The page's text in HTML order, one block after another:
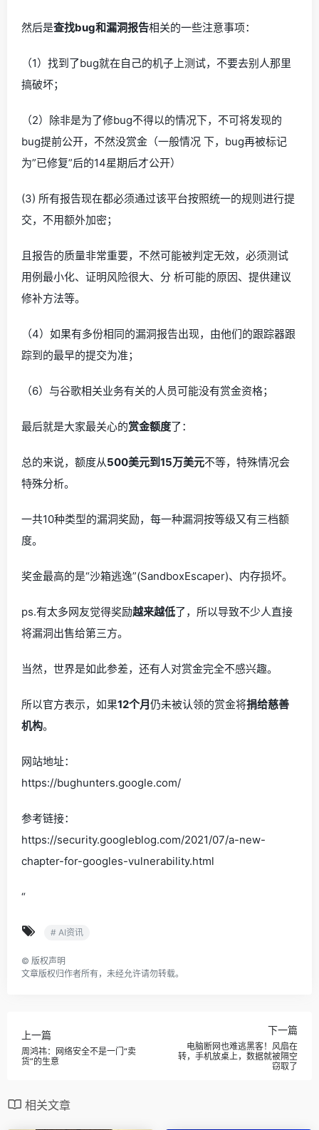
然后是查找bug和漏洞报告相关的一些注意事项：
（1）找到了bug就在自己的机子上测试，不要去别人那里
搞破坏；
（2）除非是为了修bug不得以的情况下，不可将发现的
bug提前公开，不然没赏金（一般情况 下，bug再被标记
为”已修复”后的14星期后才公开）
(3) 所有报告现在都必须通过该平台按照统一的规则进行提
交，不用额外加密；
且报告的质量非常重要，不然可能被判定无效，必须测试
用例最小化、证明风险很大、分 析可能的原因、提供建议
修补方法等。
（4）如果有多份相同的漏洞报告出现，由他们的跟踪器跟
踪到的最早的提交为准；
（6）与谷歌相关业务有关的人员可能没有赏金资格；
最后就是大家最关心的赏金额度了：
总的来说，额度从500美元到15万美元不等，特殊情况会
特殊分析。
一共10种类型的漏洞奖励，每一种漏洞按等级又有三档额
度。
奖金最高的是“沙箱逃逸”(SandboxEscaper)、内存损坏。
ps.有太多网友觉得奖励越来越低了，所以导致不少人直接
将漏洞出售给第三方。
当然，世界是如此参差，还有人对赏金完全不感兴趣。
所以官方表示，如果12个月仍未被认领的赏金将捐给慈善
机构。
网站地址：
https://bughunters.google.com/
参考链接：
https://security.googleblog.com/2021/07/a-new-
chapter-for-googles-vulnerability.html
“
# AI资讯
© 版权声明
文章版权归作者所有，未经允许请勿转载。
上一篇
周鸿祎：网络安全不是一门“卖
货”的生意
下一篇
电脑断网也难逃黑客！风扇在
转，手机放桌上，数据就被隔空
窃取了
相关文章